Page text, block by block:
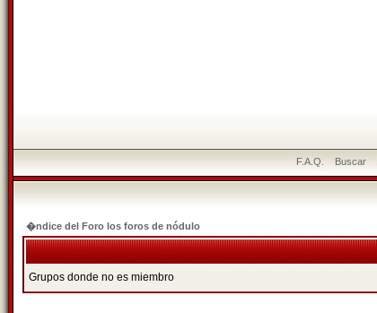
F.A.Q. Buscar
�ndice del Foro los foros de nódulo
Grupos donde no es miembro